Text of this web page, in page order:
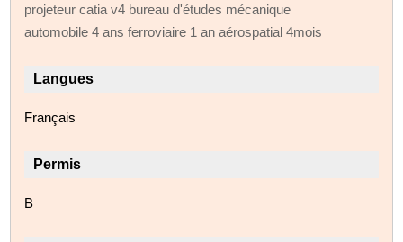
projeteur catia v4 bureau d'études mécanique
automobile 4 ans ferroviaire 1 an aérospatial 4mois
Langues
Français
Permis
B